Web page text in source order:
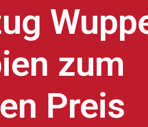
zum
Preis